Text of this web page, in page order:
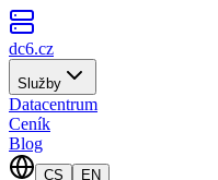
dc6.cz
Služby
Datacentrum
Ceník
Blog
CS EN